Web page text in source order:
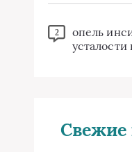
2
опель
усталости
Свежие